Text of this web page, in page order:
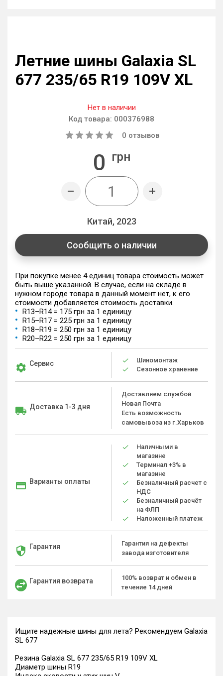
Летние шины Galaxia SL
677 235/65 R19 109V XL
Нет в наличии
Код товара: 000376988
0 отзывов
0 грн
Китай, 2023
Сообщить о наличии
При покупке менее 4 единиц товара стоимость может
быть выше указанной. В случае, если на складе в
нужном городе товара в данный момент нет, к его
стоимости добавляется стоимость доставки.
R13–R14 = 175 грн за 1 единицу
R15–R17 = 225 грн за 1 единицу
R18–R19 = 250 грн за 1 единицу
R20–R22 = 250 грн за 1 единицу
Сервис
Шиномонтаж
Сезонное хранение
Доставка 1-3 дня
Доставляем службой
Новая Почта
Есть возможность
самовывоза из г.Харьков
Варианты оплаты
Наличными в
магазине
Терминал +3% в
магазине
Безналичный расчет с
НДС
Безналичный расчёт
на ФЛП
Наложенный платеж
Гарантия
Гарантия на дефекты
завода изготовителя
Гарантия возврата
100% возврат и обмен в
течение 14 дней
Ищите надежные шины для лета? Рекомендуем Galaxia
SL 677
Резина Galaxia SL 677 235/65 R19 109V XL
Диаметр шины R19